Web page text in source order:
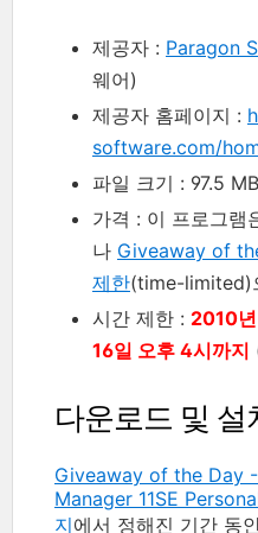
제공자 : Paragon
웨어)
제공자 홈페이지 :
software.com/
파일 크기 : 97.5 MB
가격 : 이 프로그램
나 Giveaway of
제한(time-limited)
시간 제한 : 2010
16일 오후 4시까지
다운로드 및 설
Giveaway of the Day
Manager 11SE
지에서 정해진 기간 동